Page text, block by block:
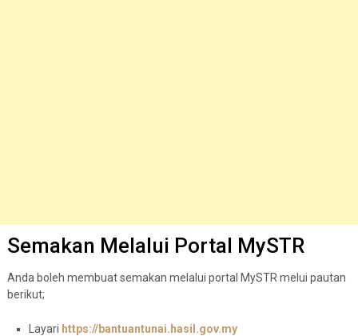
Semakan Melalui Portal MySTR
Anda boleh membuat semakan melalui portal MySTR melui pautan
berikut;
Layari https://bantuantunai.hasil.gov.my